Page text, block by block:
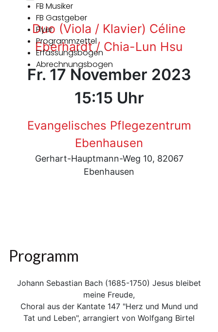
FB Musiker
FB Gastgeber
Flyer
Programmzettel
Erfassungsbogen
Abrechnungsbogen
Duo (Viola / Klavier) Céline
Eberhardt / Chia-Lun Hsu
Fr. 17 November 2023
15:15 Uhr
Evangelisches Pflegezentrum
Ebenhausen
Gerhart-Hauptmann-Weg 10, 82067
Ebenhausen
Programm
Johann Sebastian Bach (1685-1750) Jesus bleibet
meine Freude,
Choral aus der Kantate 147 "Herz und Mund und
Tat und Leben", arrangiert von Wolfgang Birtel